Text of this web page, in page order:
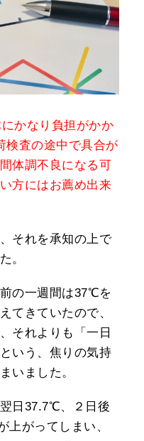
かなり負担がかか
検査の途中で具合が
体調不良になる可
方にはお薦め出来
それを承知の上で
。
の一週間は37℃を
てきていたので、
それよりも「一日
いう、焦りの気持
いました。
日37.7℃、２日後
がってしまい、